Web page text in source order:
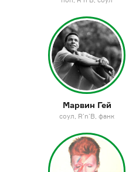
Марвин Гей
соул R’n’B фанк